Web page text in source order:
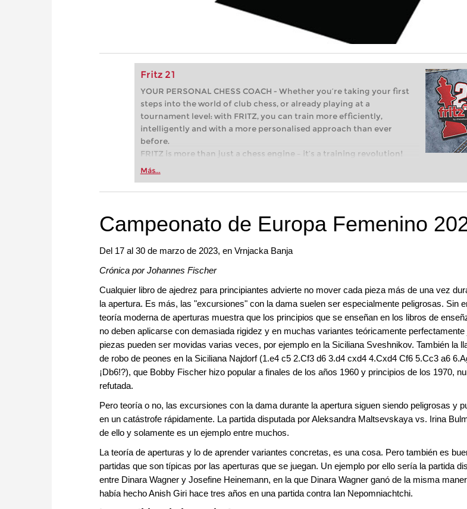
Fritz 21
YOUR PERSONAL CHESS COACH - Whether you’re taking your first
steps into the world of club chess, or already playing at a
tournament level: with FRITZ, you can train more efficiently,
intelligently and with a more personalised approach than ever
before.
FRITZ is more than just a chess engine – it’s a training revolution!
Whether you’re taking your first steps into the world of club chess,
more efficiently, intelligently and with a more personalised
Más...
Campeonato de Europa Femenino
Del 17 al 30 de marzo de 2023, en Vrnjacka Banja
Crónica por Johannes Fischer
Cualquier libro de ajedrez para principiantes advierte no mover cada pieza más de una vez
la apertura. Es más, las "excursiones" con la dama suelen ser especialmente peligrosas. Sin
teoría moderna de aperturas muestra que los principios que se enseñan en los libros de
no deben aplicarse con demasiada rigidez y en muchas variantes teóricamente perfectamente
piezas pueden ser movidas varias veces, por ejemplo en la Siciliana Sveshnikov. También la
de robo de peones en la Siciliana Najdorf (1.e4 c5 2.Cf3 d6 3.d4 cxd4 4.Cxd4 Cf6 5.Cc3 a6
¡Db6!?), que Bobby Fischer hizo popular a finales de los años 1960 y principios de los 1970,
refutada.
Pero teoría o no, las excursiones con la dama durante la apertura siguen siendo peligrosas y
en un catástrofe rápidamente. La partida disputada por Aleksandra Maltsevskaya vs. Irina
de ello y solamente es un ejemplo entre muchos.
La teoría de aperturas y lo de aprender variantes concretas, es una cosa. Pero también es
partidas que son típicas por las aperturas que se juegan. Un ejemplo por ello sería la partida
entre Dinara Wagner y Josefine Heinemann, en la que Dinara Wagner ganó de la misma
había hecho Anish Giri hace tres años en una partida contra Ian Nepomniachtchi.